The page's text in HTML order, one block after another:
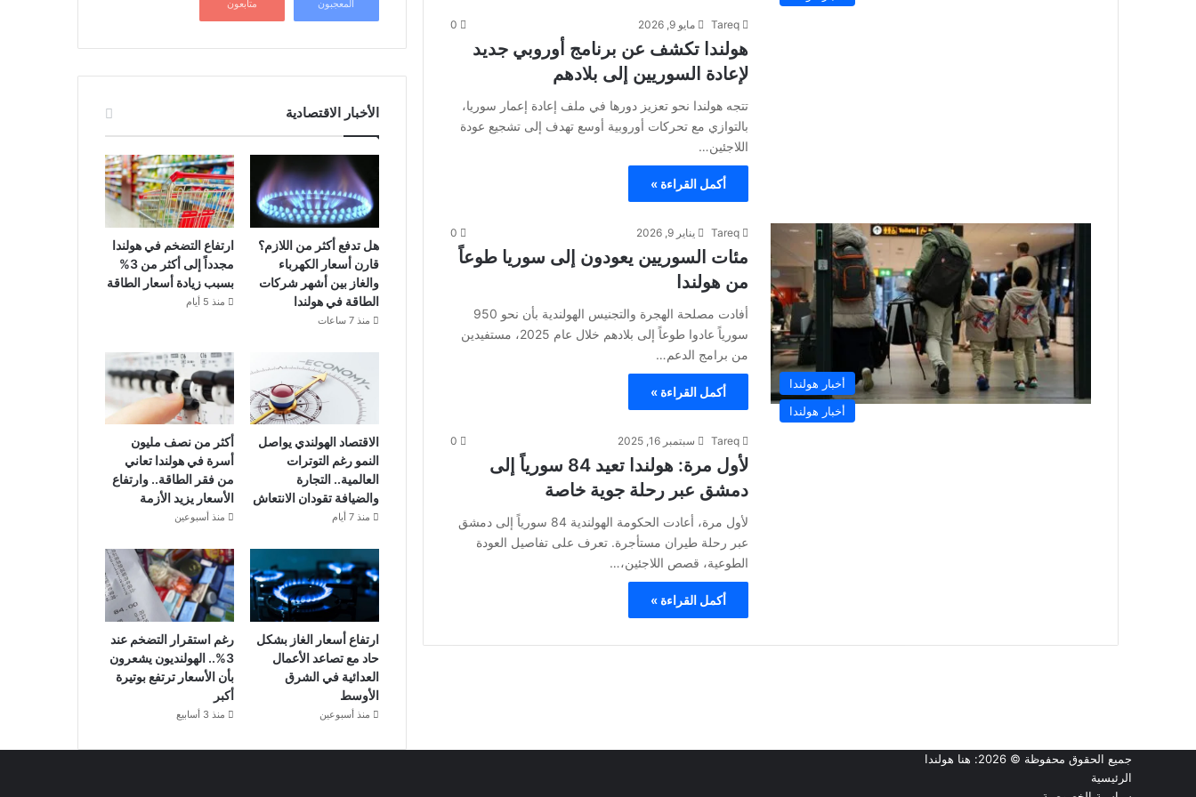
Tareq مايو 9, 2026 0
هولندا تكشف عن برنامج أوروبي جديد
لإعادة السوريين إلى بلادهم
تتجه هولندا نحو تعزيز دورها في ملف إعادة إعمار سوريا،
بالتوازي مع تحركات أوروبية أوسع تهدف إلى تشجيع عودة
اللاجئين…
أكمل القراءة »
أخبار هولندا
Tareq يناير 9, 2026 0
مئات السوريين يعودون إلى سوريا طوعاً
من هولندا
أفادت مصلحة الهجرة والتجنيس الهولندية بأن نحو 950
سورياً عادوا طوعاً إلى بلادهم خلال عام 2025، مستفيدين
من برامج الدعم…
أكمل القراءة »
أخبار هولندا
Tareq سبتمبر 16, 2025 0
لأول مرة: هولندا تعيد 84 سورياً إلى
دمشق عبر رحلة جوية خاصة
لأول مرة، أعادت الحكومة الهولندية 84 سورياً إلى دمشق
عبر رحلة طيران مستأجرة. تعرف على تفاصيل العودة
الطوعية، قصص اللاجئين،…
أكمل القراءة »
المعجبون متابعون
الأخبار الاقتصادية
هل تدفع أكثر من اللازم؟
قارن أسعار الكهرباء
والغاز بين أشهر شركات
الطاقة في هولندا
منذ 7 ساعات
ارتفاع التضخم في هولندا
مجدداً إلى أكثر من 3%
بسبب زيادة أسعار الطاقة
منذ 5 أيام
الاقتصاد الهولندي يواصل
النمو رغم التوترات
العالمية.. التجارة
والضيافة تقودان الانتعاش
منذ 7 أيام
أكثر من نصف مليون
أسرة في هولندا تعاني
من فقر الطاقة.. وارتفاع
الأسعار يزيد الأزمة
منذ أسبوعين
ارتفاع أسعار الغاز بشكل
حاد مع تصاعد الأعمال
العدائية في الشرق
الأوسط
منذ أسبوعين
رغم استقرار التضخم عند
3%.. الهولنديون يشعرون
بأن الأسعار ترتفع بوتيرة
أكبر
منذ 3 أسابيع
جميع الحقوق محفوظة © 2026:
هنا هولندا
الرئيسية